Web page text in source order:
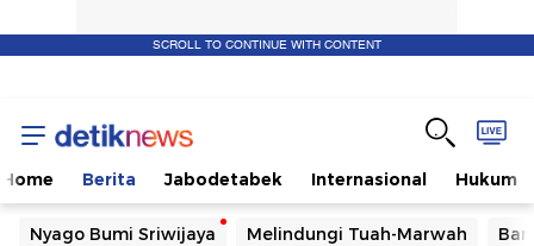
SCROLL TO CONTINUE WITH CONTENT
Home Berita Jabodetabek Internasional Hukum
Nyago Bumi Sriwijaya Melindungi Tuah-Marwah